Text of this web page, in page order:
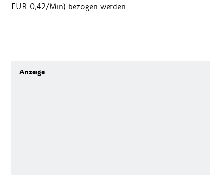
EUR 0,42/Min) bezogen werden.